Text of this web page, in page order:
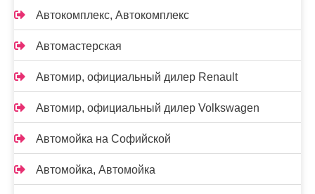
Автокомплекс, Автокомплекс
Автомастерская
Автомир, официальный дилер Renault
Автомир, официальный дилер Volkswagen
Автомойка на Софийской
Автомойка, Автомойка